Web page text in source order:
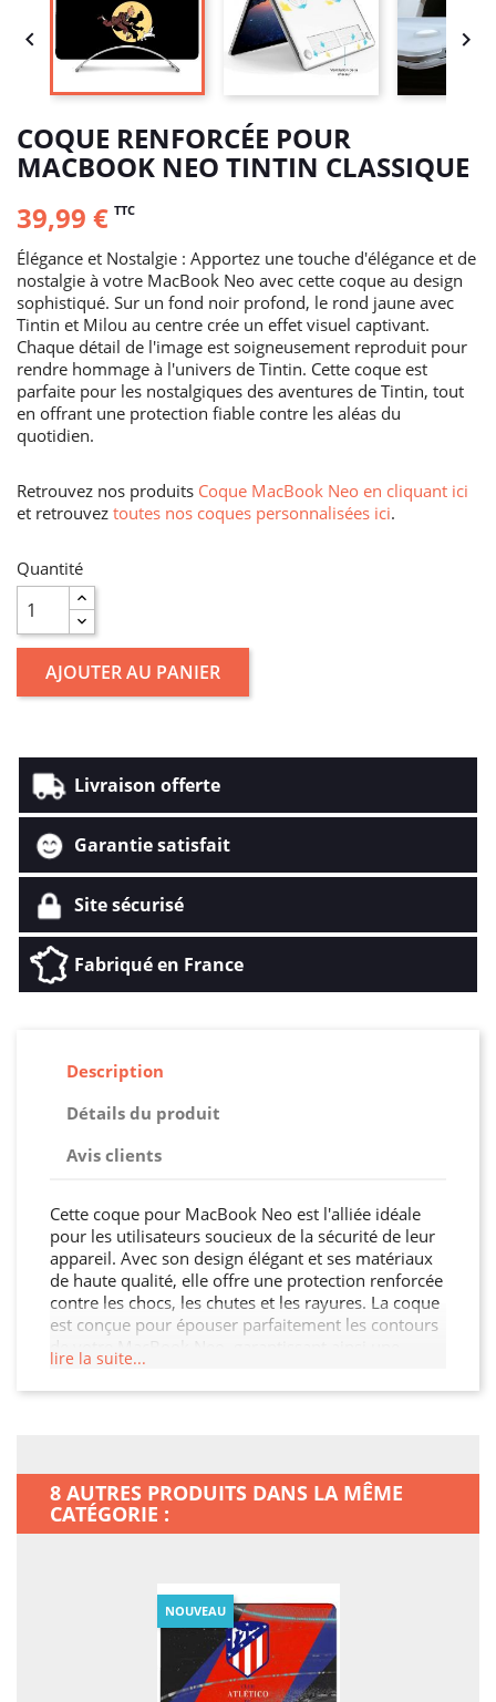
 
COQUE RENFORCÉE POUR
MACBOOK NEO TINTIN CLASSIQUE
39,99 € TTC
Élégance et Nostalgie : Apportez une touche d'élégance et de
nostalgie à votre MacBook Neo avec cette coque au design
sophistiqué. Sur un fond noir profond, le rond jaune avec
Tintin et Milou au centre crée un effet visuel captivant.
Chaque détail de l'image est soigneusement reproduit pour
rendre hommage à l'univers de Tintin. Cette coque est
parfaite pour les nostalgiques des aventures de Tintin, tout
en offrant une protection fiable contre les aléas du
quotidien.
Retrouvez nos produits Coque MacBook Neo en cliquant ici
et retrouvez toutes nos coques personnalisées ici.
Quantité
AJOUTER AU PANIER
Livraison offerte
Garantie satisfait
Site sécurisé
Fabriqué en France
Description
Détails du produit
Avis clients
Cette coque pour MacBook Neo est l'alliée idéale
pour les utilisateurs soucieux de la sécurité de leur
appareil. Avec son design élégant et ses matériaux
de haute qualité, elle offre une protection renforcée
contre les chocs, les chutes et les rayures. La coque
est conçue pour épouser parfaitement les contours
protection sans compromis tout en préservant son
esthétique. De plus, elle permet un accès facile à
lire la suite...
8 AUTRES PRODUITS DANS LA MÊME
CATÉGORIE :
NOUVEAU